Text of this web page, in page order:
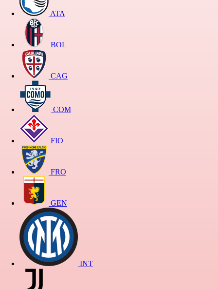
ATA
BOL
CAG
COM
FIO
FRO
GEN
INT